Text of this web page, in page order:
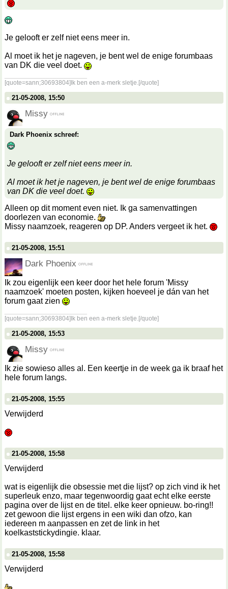
Je gelooft er zelf niet eens meer in.
Al moet ik het je nageven, je bent wel de enige forumbaas
van DK die veel doet.
[quote=sann;30693804]Ik ben een a-merk sletje.[/quote]
21-05-2008, 15:50
Missy
Dark Phoenix schreef:
Je gelooft er zelf niet eens meer in.
Al moet ik het je nageven, je bent wel de enige forumbaas
van DK die veel doet.
Alleen op dit moment even niet. Ik ga samenvattingen
doorlezen van economie.
Missy naamzoek, reageren op DP. Anders vergeet ik het.
21-05-2008, 15:51
Dark Phoenix
Ik zou eigenlijk een keer door het hele forum 'Missy
naamzoek' moeten posten, kijken hoeveel je dán van het
forum gaat zien
[quote=sann;30693804]Ik ben een a-merk sletje.[/quote]
21-05-2008, 15:53
Missy
Ik zie sowieso alles al. Een keertje in de week ga ik braaf het
hele forum langs.
21-05-2008, 15:55
Verwijderd
21-05-2008, 15:58
Verwijderd
wat is eigenlijk die obsessie met die lijst? op zich vind ik het
superleuk enzo, maar tegenwoordig gaat echt elke eerste
pagina over de lijst en de titel. elke keer opnieuw. bo-ring!!
zet gewoon die lijst ergens in een wiki dan ofzo, kan
iedereen m aanpassen en zet de link in het
koelkaststickydingie. klaar.
21-05-2008, 15:58
Verwijderd